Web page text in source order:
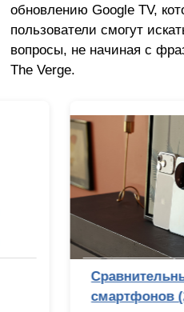
обновлению Google TV,
пользователи смогут
вопросы, не начиная с
The Verge.
Сравнительный тест
смартфонов (2026):